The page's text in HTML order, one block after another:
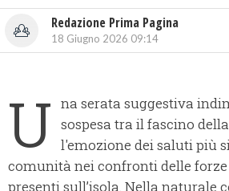
Redazione Prima Pagina
18 Giugno 2026 09:14
U na serata suggestiva
sospesa tra il fascino
l'emozione dei saluti più
comunità nei confronti delle forze
presenti sull’isola. Nella naturale